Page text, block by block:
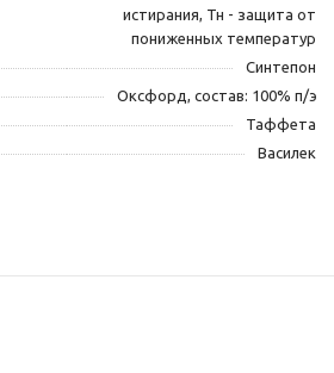
истирания, Тн - защита от
пониженных температур
Синтепон
Оксфорд, состав: 100% п/э
Таффета
Василек